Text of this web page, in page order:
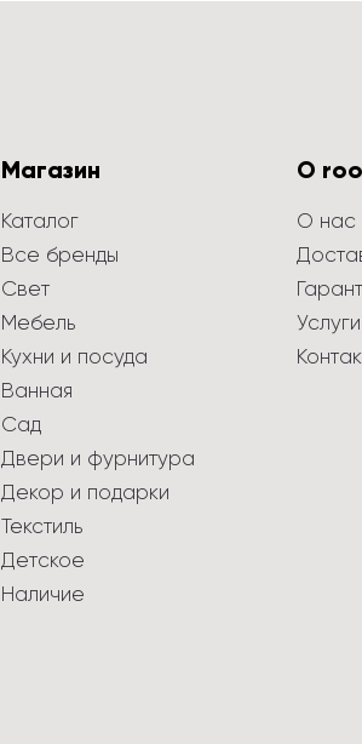
Магазин
Каталог
Все бренды
Свет
Мебель
Кухни и посуда
Ванная
Сад
Двери и фурнитура
Декор и подарки
Текстиль
Детское
Наличие
О
О нас